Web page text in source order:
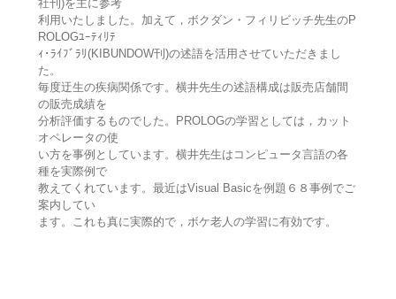
社刊)を主に参考
利用いたしました。加えて，ボクダン・フィリビッチ先生のP
ROLOGﾕｰﾃｨﾘﾃ
ｨ･ﾗｲﾌﾞﾗﾘ(KIBUNDOW刊)の述語を活用させていただきまし
た。
毎度迂生の疾病関係です。横井先生の述語構成は販売店舗間
の販売成績を
分析評価するものでした。PROLOGの学習としては，カット
オペレータの使
い方を事例としています。横井先生はコンピュータ言語の各
種を実際例で
教えてくれています。最近はVisual Basicを例題６８事例でご
案内してい
ます。これも真に実際的で，ボケ老人の学習に有効です。